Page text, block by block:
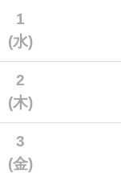
1
(水)
2
(木)
3
(金)